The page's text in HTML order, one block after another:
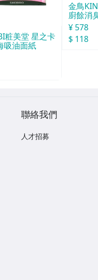
粧美堂 星之卡
吸油面紙
金鳥
廚餘消
分
¥ 578
$ 118
聯絡我們
人才招募